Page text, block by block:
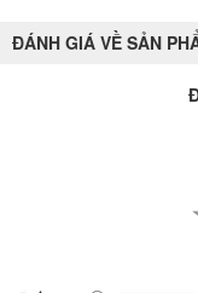
ĐÁNH GIÁ VỀ SẢN